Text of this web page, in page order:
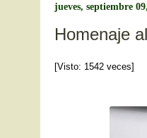
b
o
o
jueves, septiembre
Homenaje
[Visto: 1542 veces]